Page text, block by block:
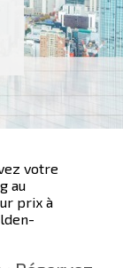
votre
au
prix à